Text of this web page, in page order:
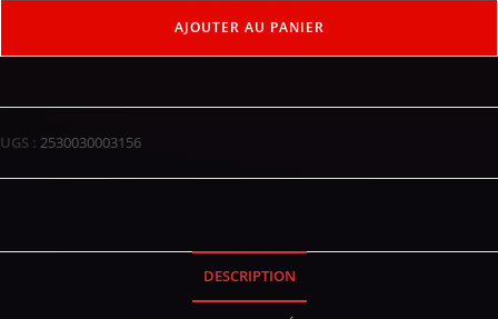
AJOUTER AU PANIER
UGS : 2530030003156
DESCRIPTION